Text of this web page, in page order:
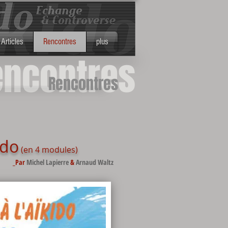
Novembre 2025 More
Articles Rencontres plus
Rencontres
(en 4 modules)
_Par Michel Lapierre&Arnaud Waltz